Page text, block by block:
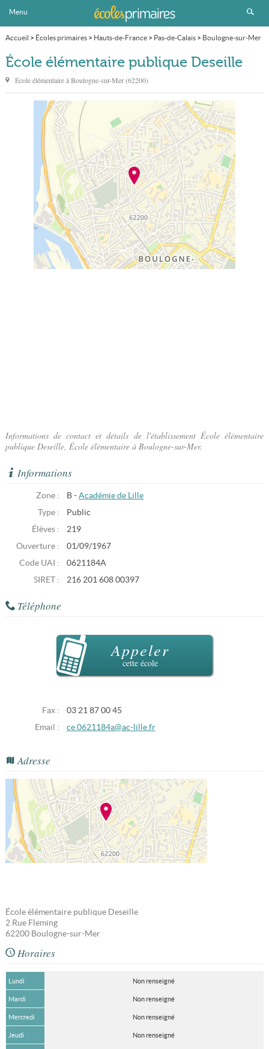
Menu
Accueil > Écoles primaires> Hauts-de-France> Pas-de-Calais> Boulogne-sur-Mer
>École élémentaire publique Deseille
École élémentaire publique Deseille
École élémentaire àBoulogne-sur-Mer(62200)
Informations de contact et détails de l'établissement École élémentaire
publique Deseille, École élémentaire à Boulogne-sur-Mer.
Informations
Zone : B - Académie de Lille
Type :
Public
Élèves :
219
Ouverture :
01/09/1967
Code UAI :
0621184A
SIRET :
216 201 608 00397
Téléphone
Appeler
cette école
Fax :
03 21 87 00 45
Email :
ce.0621184a@ac-lille.fr
Adresse
École élémentaire publique Deseille
2 Rue Fleming
62200 Boulogne-sur-Mer
Horaires
Lundi Non renseigné
Mardi Non renseigné
Mercredi Non renseigné
Jeudi Non renseigné